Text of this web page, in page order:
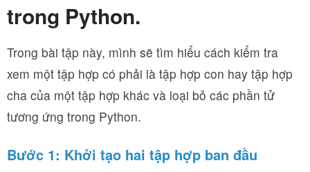
trong Python.
Trong bài tập này, mình sẽ tìm hiểu cách kiểm tra
xem một tập hợp có phải là tập hợp con hay tập hợp
cha của một tập hợp khác và loại bỏ các phần tử
tương ứng trong Python.
Bước 1: Khởi tạo hai tập hợp ban đầu